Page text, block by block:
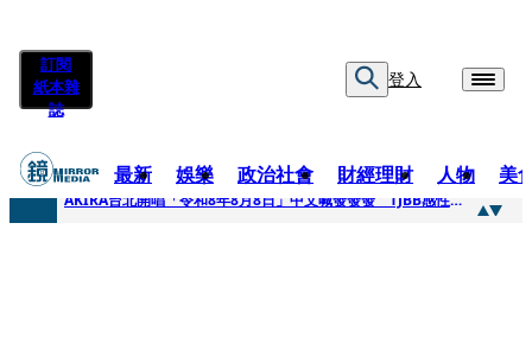
訂閱
紙本雜
誌
登入
最新 娛樂 政治社會 財經理財 人物 美
快訊
AKIRA台北開唱「令和8年8月8日」中文喊發發發 TJBB感性喊「謝謝AKIRA桑」